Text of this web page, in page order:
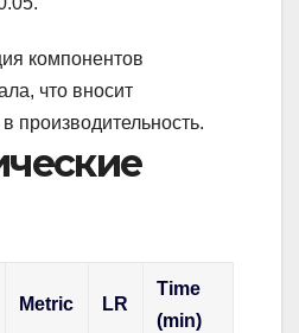
компонентов
что вносит
производительность.
Metric LR
Time
(min)